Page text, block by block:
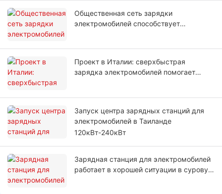
Общественная сеть зарядки
электромобилей способствует
Проект в Италии: сверхбыстрая
зарядка электромобилей помогает
Запуск центра зарядных станций для
электромобилей в Таиланде
120кВт-240кВт
Зарядная станция для электромобилей
работает в хорошей ситуации в суровую